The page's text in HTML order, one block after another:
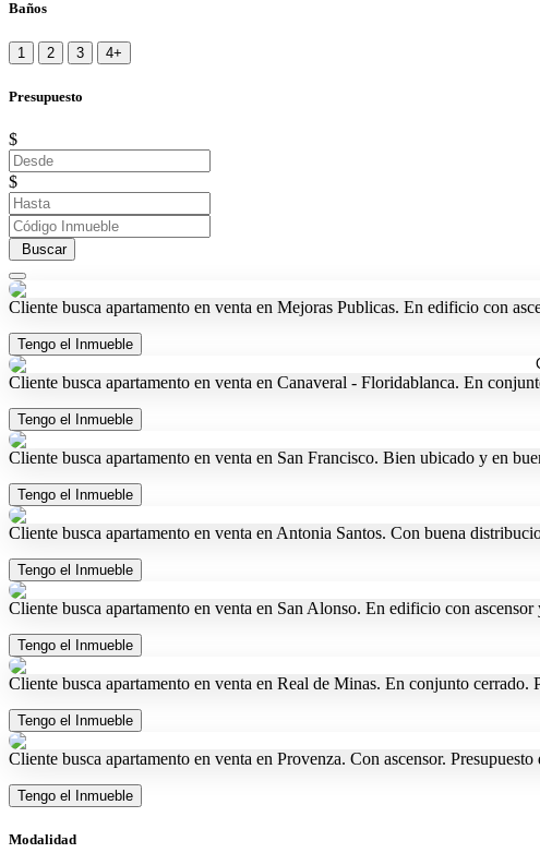
Baños
1 2 3 4+
Presupuesto
$
$
Buscar
Cliente busca apartamento en venta en Mejoras Publicas. En edificio con
Tengo el Inmueble
Cliente busca apartamento en venta en Canaveral - Floridablanca. En
Tengo el Inmueble
Cliente busca apartamento en venta en San Francisco. Bien ubicado y en
Tengo el Inmueble
Cliente busca apartamento en venta en Antonia Santos. Con buena
Tengo el Inmueble
Cliente busca apartamento en venta en San Alonso. En edificio con
Tengo el Inmueble
Cliente busca apartamento en venta en Real de Minas. En conjunto cerrado.
Tengo el Inmueble
Cliente busca apartamento en venta en Provenza. Con ascensor.
Tengo el Inmueble
Modalidad